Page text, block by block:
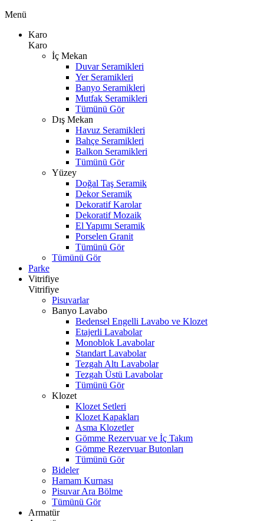
Menü
Karo
Karo
İç Mekan
Duvar Seramikleri
Yer Seramikleri
Banyo Seramikleri
Mutfak Seramikleri
Tümünü Gör
Dış Mekan
Havuz Seramikleri
Bahçe Seramikleri
Balkon Seramikleri
Tümünü Gör
Yüzey
Doğal Taş Seramik
Dekor Seramik
Dekoratif Karolar
Dekoratif Mozaik
El Yapımı Seramik
Porselen Granit
Tümünü Gör
Tümünü Gör
Parke
Vitrifiye
Vitrifiye
Pisuvarlar
Banyo Lavabo
Bedensel Engelli Lavabo ve Klozet
Etajerli Lavabolar
Monoblok Lavabolar
Standart Lavabolar
Tezgah Altı Lavabolar
Tezgah Üstü Lavabolar
Tümünü Gör
Klozet
Klozet Setleri
Klozet Kapakları
Asma Klozetler
Gömme Rezervuar ve İç Takım
Gömme Rezervuar Butonları
Tümünü Gör
Bideler
Hamam Kurnası
Pisuvar Ara Bölme
Tümünü Gör
Armatür